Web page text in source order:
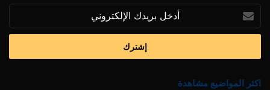
بريدك
الإلكتروني
اكثر المواضيع مشاهدة